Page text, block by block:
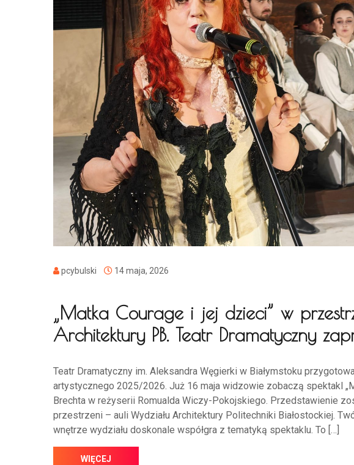
pcybulski 14 maja, 2026
„Matka Courage i jej dzieci” w
Architektury PB. Teatr Dramatyczny
Teatr Dramatyczny im. Aleksandra Węgierki w Białymstoku
artystycznego 2025/2026. Już 16 maja widzowie zobaczą spektakl
Brechta w reżyserii Romualda Wiczy-Pokojskiego. Przedstawienie
przestrzeni – auli Wydziału Architektury Politechniki Białostockiej.
wnętrze wydziału doskonale współgra z tematyką spektaklu. To […]
WIĘCEJ